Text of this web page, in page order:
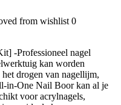
from wishlist 0
-Professioneel nagel
kan worden
drogen van nagellijm,
in-One Nail Boor kan al je
voor acrylnagels,